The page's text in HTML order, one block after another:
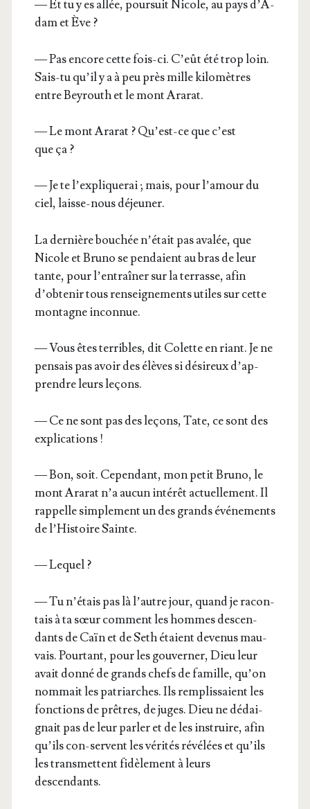
— Et tu y es allée, pour­suit Nicole, au pays d’A­
dam et Ève ?
— Pas encore cette fois-ci. C’eût été trop loin.
Sais-tu qu’il y a à peu près mille kilo­mètres
entre Bey­routh et le mont Ararat.
— Le mont Ara­rat ? Qu’est-ce que c’est
que ça ?
— Je te l’ex­pli­que­rai ; mais, pour l’a­mour du
ciel, laisse-nous déjeuner.
La der­nière bou­chée n’é­tait pas ava­lée, que
Nicole et Bru­no se pen­daient au bras de leur
tante, pour l’en­traî­ner sur la ter­rasse, afin
d’ob­te­nir tous ren­sei­gne­ments utiles sur cette
mon­tagne inconnue.
— Vous êtes ter­ribles, dit Colette en riant. Je ne
pen­sais pas avoir des élèves si dési­reux d’ap­
prendre leurs leçons.
— Ce ne sont pas des leçons, Tate, ce sont des
explications !
— Bon, soit. Cepen­dant, mon petit Bru­no, le
mont Ara­rat n’a aucun inté­rêt actuel­le­ment. Il
rap­pelle sim­ple­ment un des grands évé­ne­ments
de l’His­toire Sainte.
— Lequel ?
— Tu n’é­tais pas là l’autre jour, quand je racon­
tais à ta sœur com­ment les hommes des­cen­
dants de Caïn et de Seth étaient deve­nus mau­
vais. Pour­tant, pour les gou­ver­ner, Dieu leur
avait don­né de grands chefs de famille, qu’on
nom­mait les patriarches. Ils rem­plis­saient les
fonc­tions de prêtres, de juges. Dieu ne dédai­
gnait pas de leur par­ler et de les ins­truire, afin
qu’ils con-servent les véri­tés révé­lées et qu’ils
les trans­mettent fidè­le­ment à leurs
descendants.